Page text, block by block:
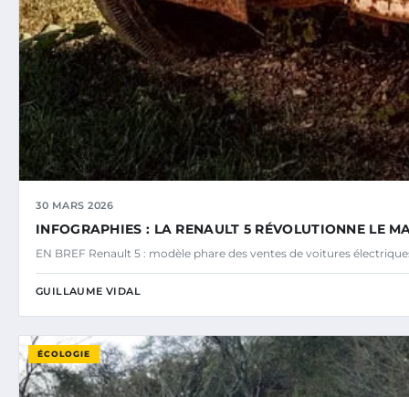
30 MARS 2026
INFOGRAPHIES : LA RENAULT 5 RÉVOLUTIONNE LE
EN BREF Renault 5 : modèle phare des ventes de voitures
GUILLAUME VIDAL
ÉCOLOGIE